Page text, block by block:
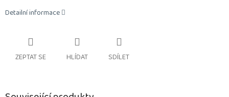
Detailní informace
ZEPTAT SE HLÍDAT SDÍLET